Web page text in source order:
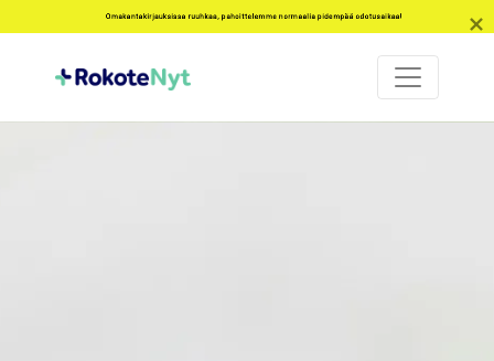
Omakantakirjauksissa ruuhkaa, pahoittelemme normaalia pidempää odotusaikaa!